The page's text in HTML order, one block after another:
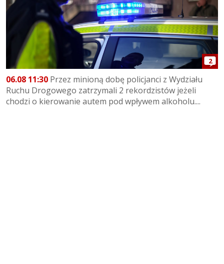
2
06.08 11:30 Przez minioną dobę policjanci z Wydziału
Ruchu Drogowego zatrzymali 2 rekordzistów jeżeli
chodzi o kierowanie autem pod wpływem alkoholu....